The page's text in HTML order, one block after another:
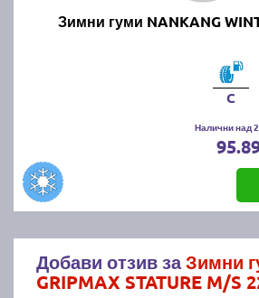
Зимни гуми NANKANG
C
Налични над
Добави отзив заЗимни
GRIPMAX STATURE M/S